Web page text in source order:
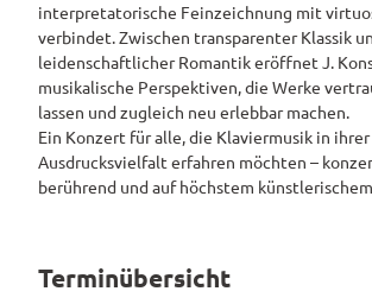
interpretatorische Feinzeichnung mit
verbindet. Zwischen transparenter Klassik
leidenschaftlicher Romantik eröffnet J.
musikalische Perspektiven, die Werke
lassen und zugleich neu erlebbar machen.
Ein Konzert für alle, die Klaviermusik in ihrer
Ausdrucksvielfalt erfahren möchten –
berührend und auf höchstem
Terminübersicht